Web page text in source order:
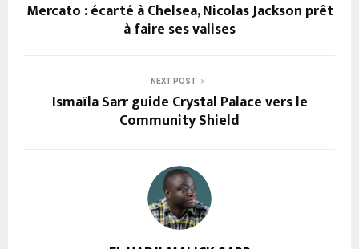
Mercato : écarté à Chelsea, Nicolas Jackson prêt
à faire ses valises
NEXT POST
Ismaïla Sarr guide Crystal Palace vers le
Community Shield